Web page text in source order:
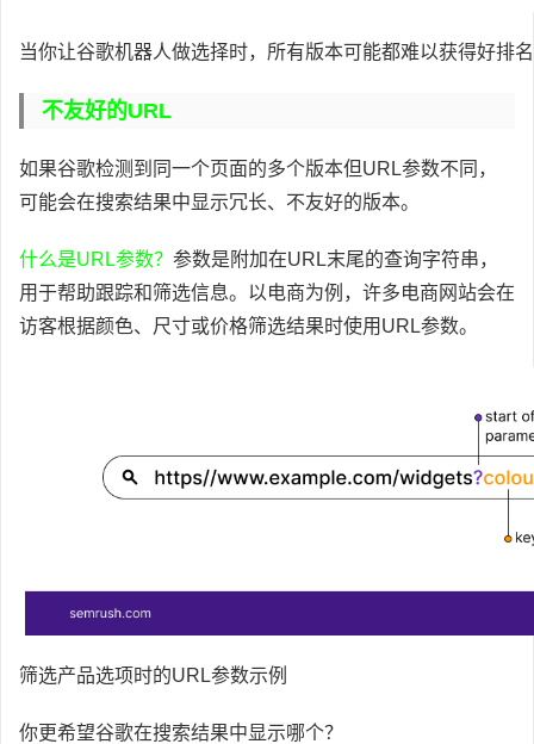
当你让谷歌机器人做选择时，所有版本可能都难以获得好排名
不友好的URL
如果谷歌检测到同一个页面的多个版本但URL参数不同，
可能会在搜索结果中显示冗长、不友好的版本。
什么是URL参数？ 参数是附加在URL末尾的查询字符串，
用于帮助跟踪和筛选信息。以电商为例，许多电商网站会在
访客根据颜色、尺寸或价格筛选结果时使用URL参数。
筛选产品选项时的URL参数示例
你更希望谷歌在搜索结果中显示哪个？